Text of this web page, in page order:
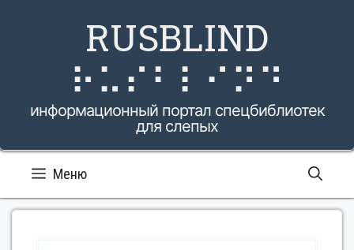
RUSBLIND
⠗⠥⠎⠃⠇⠊⠝⠙
информационный портал спецбиблиотек
для слепых
Меню